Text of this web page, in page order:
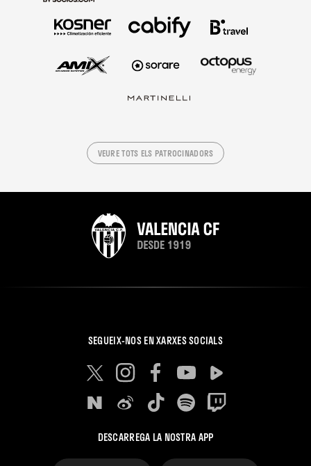
VEURE TOTS ELS PATROCINADORS
SEGUEIX-NOS EN XARXES SOCIALS
DESCARREGA LA NOSTRA APP